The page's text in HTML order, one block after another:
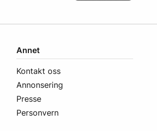
Annet
Kontakt oss
Annonsering
Presse
Personvern